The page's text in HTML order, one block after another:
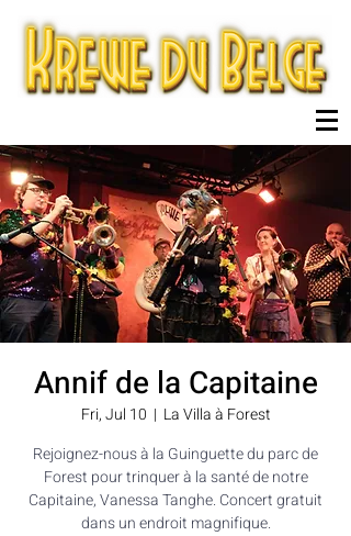
Annif de la Capitaine
Fri, Jul 10
  |
La Villa à Forest
Rejoignez-nous à la Guinguette du parc de
Forest pour trinquer à la santé de notre
Capitaine, Vanessa Tanghe. Concert gratuit
dans un endroit magnifique.